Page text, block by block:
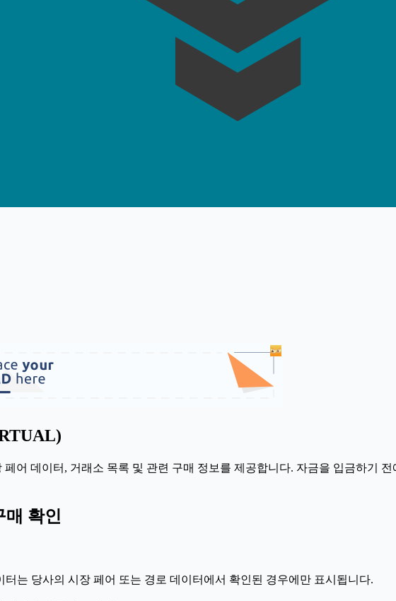
어 데이터, 거래소 목록 및 관련 구매 정보를 제공합니다. 자금을 입금하기
확인
는 당사의 시장 페어 또는 경로 데이터에서 확인된 경우에만 표시됩니다.